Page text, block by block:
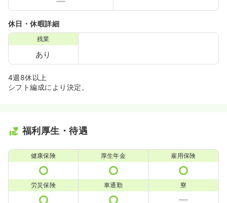
休日・休暇詳細
残業
あり
4週8休以上
シフト編成により決定。
福利厚生・待遇
健康保険 厚生年金 雇用保険
労災保険 車通勤 寮